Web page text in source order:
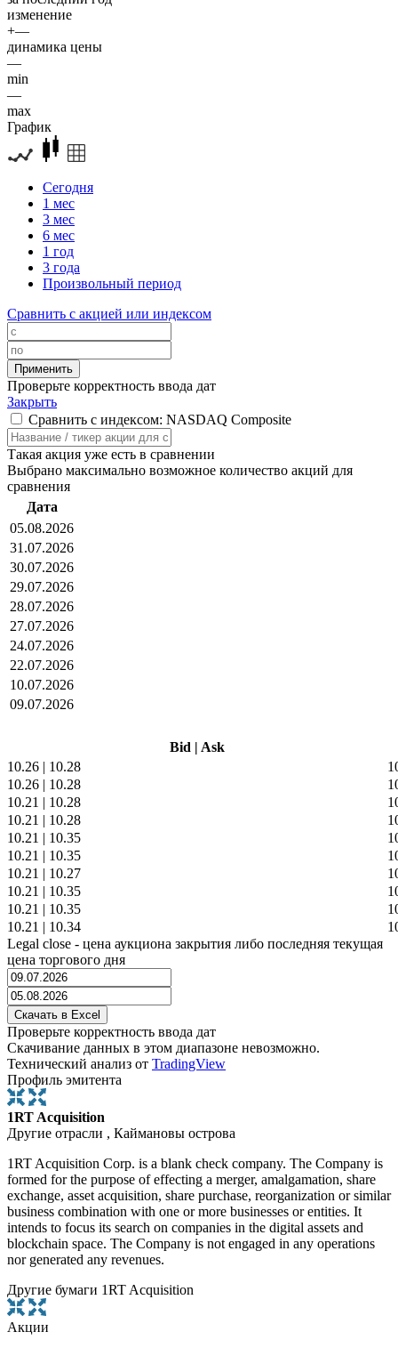
изменение
+—
динамика цены
—
min
—
max
График
Сегодня
1 мес
3 мес
6 мес
1 год
3 года
Произвольный период
Сравнить с акцией или индексом
Проверьте корректность ввода дат
Закрыть
Сравнить с индексом: NASDAQ Composite
Такая акция уже есть в сравнении
Выбрано максимально возможное количество акций для
сравнения
Дата
05.08.2026
31.07.2026
30.07.2026
29.07.2026
28.07.2026
27.07.2026
24.07.2026
22.07.2026
10.07.2026
09.07.2026
Bid | Ask
10.26 | 10.28
10.26 | 10.28
10.21 | 10.28
10.21 | 10.28
10.21 | 10.35
10.21 | 10.35
10.21 | 10.27
10.21 | 10.35
10.21 | 10.35
10.21 | 10.34
Legal close - цена аукциона закрытия либо последняя текущая
цена торгового дня
Проверьте корректность ввода дат
Скачивание данных в этом диапазоне невозможно.
Технический анализ от TradingView
Профиль эмитента
1RT Acquisition
Другие отрасли , Каймановы острова
1RT Acquisition Corp. is a blank check company. The Company is
formed for the purpose of effecting a merger, amalgamation, share
exchange, asset acquisition, share purchase, reorganization or similar
business combination with one or more businesses or entities. It
intends to focus its search on companies in the digital assets and
blockchain space. The Company is not engaged in any operations
nor generated any revenues.
Другие бумаги 1RT Acquisition
Акции